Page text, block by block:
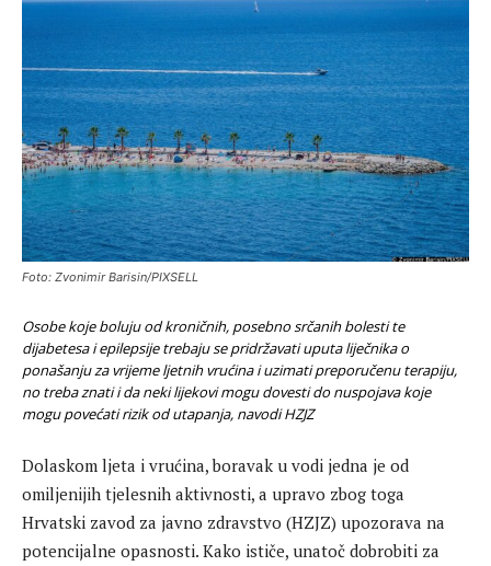
Foto: Zvonimir Barisin/PIXSELL
Osobe koje boluju od kroničnih, posebno srčanih bolesti te
dijabetesa i epilepsije trebaju se pridržavati uputa liječnika o
ponašanju za vrijeme ljetnih vrućina i uzimati preporučenu terapiju,
no treba znati i da neki lijekovi mogu dovesti do nuspojava koje
mogu povećati rizik od utapanja, navodi HZJZ
Dolaskom ljeta i vrućina, boravak u vodi jedna je od
omiljenijih tjelesnih aktivnosti, a upravo zbog toga
Hrvatski zavod za javno zdravstvo (HZJZ) upozorava na
potencijalne opasnosti. Kako ističe, unatoč dobrobiti za